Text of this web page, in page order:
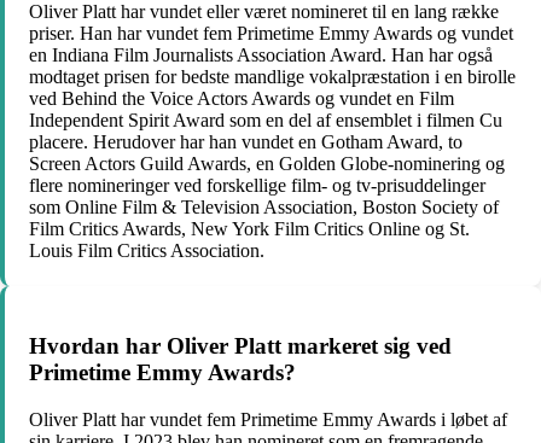
Oliver Platt har vundet eller været nomineret til en lang række
priser. Han har vundet fem Primetime Emmy Awards og vundet
en Indiana Film Journalists Association Award. Han har også
modtaget prisen for bedste mandlige vokalpræstation i en birolle
ved Behind the Voice Actors Awards og vundet en Film
Independent Spirit Award som en del af ensemblet i filmen Cu
placere. Herudover har han vundet en Gotham Award, to
Screen Actors Guild Awards, en Golden Globe-nominering og
flere nomineringer ved forskellige film- og tv-prisuddelinger
som Online Film & Television Association, Boston Society of
Film Critics Awards, New York Film Critics Online og St.
Louis Film Critics Association.
Hvordan har Oliver Platt markeret sig ved
Primetime Emmy Awards?
Oliver Platt har vundet fem Primetime Emmy Awards i løbet af